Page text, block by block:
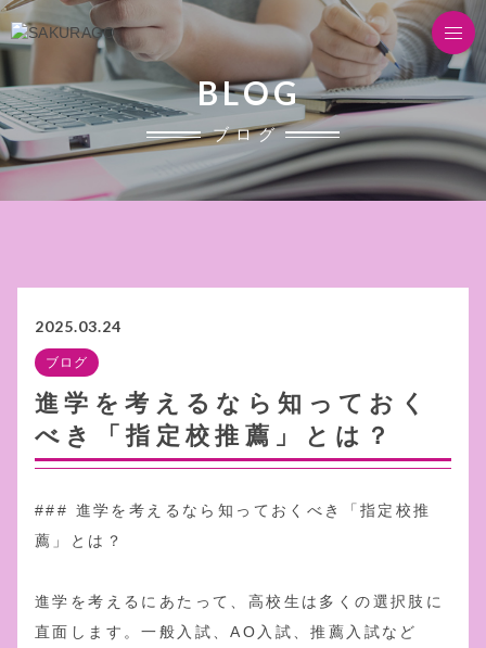
BLOG
ブログ
2025.03.24
ブログ
進学を考えるなら知っておく
べき「指定校推薦」とは？
### 進学を考えるなら知っておくべき「指定校推
薦」とは？
進学を考えるにあたって、高校生は多くの選択肢に
直面します。一般入試、AO入試、推薦入試など